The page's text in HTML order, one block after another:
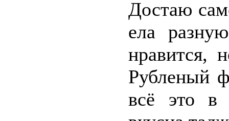
Достаю
ела
нравится,
Рубленый
всё это в